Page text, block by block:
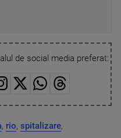
de social media preferat:
, rio, spitalizare,